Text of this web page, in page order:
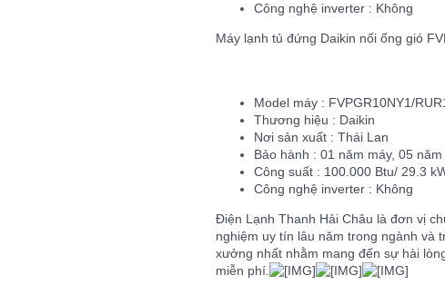
Công nghệ inverter : Không
Máy lạnh tủ đứng Daikin nối ống gió
Model máy : FVPGR10NY1/
Thương hiệu : Daikin
Nơi sản xuất : Thái Lan
Bảo hành : 01 năm máy, 05
Công suất : 100.000 Btu/ 29.3
Công nghệ inverter : Không
Điện Lạnh Thanh Hải Châu là đơn vị
nghiệm uy tín lâu năm trong ngành và
xưởng nhất nhằm mang đến sự hài
miễn phí.